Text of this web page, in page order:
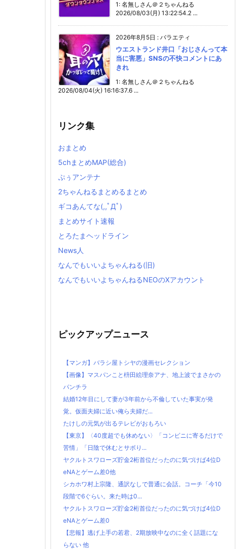
1: 名無しさん＠２ちゃんねる
2026/08/03(月) 13:22:54.2 ...
2026年8月5日 : バラエティ
ウエストランド井口「おじさんって本
当に害悪」SNSの不快コメントにあ
きれ
1: 名無しさん＠２ちゃんねる
2026/08/04(火) 16:16:37.6 ...
リンク集
おまとめ
5chまとめMAP(総合)
ぷぅアンテナ
2ちゃんねるまとめるまとめ
ギコあんてな(,,ﾟДﾟ)
まとめサイト速報
とろたまヘッドライン
News人
なんでもいいよちゃんねる(旧)
なんでもいいよちゃんねるNEOのXアカウント
ピックアップニュース
【マンガ】バラシ屋トシヤの漫画セレクション
【画像】マスパンこと枡田絵理奈アナ、地上波でまさかの
パンチラ
結婚12年目にして妻が3年前から不倫していた事実が発
覚。仮面夫婦に近い俺ら夫婦だ...
たけしの元気が出るテレビがおもろい
【東京】〈40度超でも休めない〉「コンビニに寄るだけで
苦情」「日陰で休むとサボり...
ヤクルトスワローズ貯金2桁首位だったのに気づけば4位D
eNAとゲーム差0他
シカホワ村上宗隆、通訳なしで普通に会話。コーチ「今10
段階で6ぐらい。来た時は0...
ヤクルトスワローズ貯金2桁首位だったのに気づけば4位D
eNAとゲーム差0
【悲報】逃げ上手の若君、2期放映中なのに全く話題にな
らない 他